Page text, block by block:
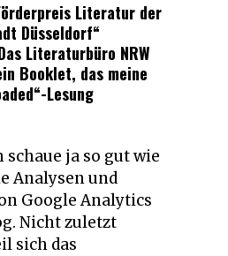
Literatur der
Düsseldorf“
Literaturbüro NRW
Booklet, das meine
Lesung
schaue ja so gut wie
Analysen und
Google Analytics
Nicht zuletzt
sich das